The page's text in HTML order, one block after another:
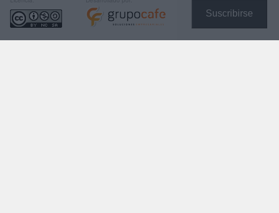
Suscribirse